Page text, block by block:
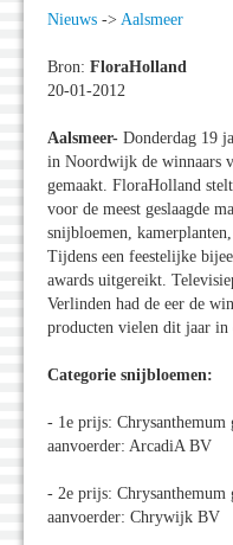
Nieuws -> Aalsmeer
Bron: FloraHolland
20-01-2012
Aalsmeer- Donderdag 19
in Noordwijk de winnaars
gemaakt. FloraHolland
voor de meest geslaagde
snijbloemen,
Tijdens een feestelijke
awards uitgereikt.
Verlinden had de eer de
producten vielen dit jaar in
Categorie snijbloemen:
- 1e prijs: Chrysanthemum
aanvoerder: ArcadiA BV
- 2e prijs: Chrysanthemum
aanvoerder: Chrywijk BV